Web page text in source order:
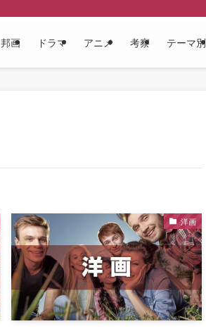
邦画 ドラマ アニメ 考察 テーマ別
洋画